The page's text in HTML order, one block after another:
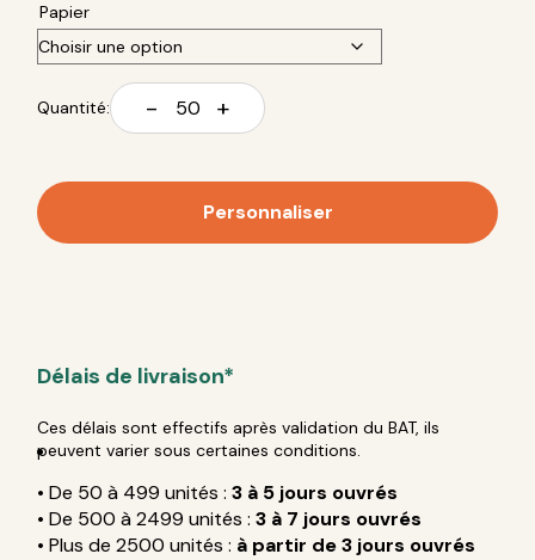
Papier
Quantité: - +
Personnaliser
Délais de livraison*
Ces délais sont effectifs après validation du BAT, ils
peuvent varier sous certaines conditions.
• De 50 à 499 unités :3 à 5 jours ouvrés
• De 500 à 2499 unités :3 à 7 jours ouvrés
• Plus de 2500 unités : à partir de 3 jours ouvrés